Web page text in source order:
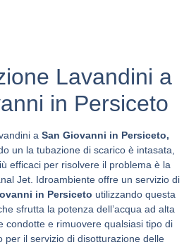
Lavandini a
in Persiceto
a San Giovanni in Persiceto,
un la tubazione di scarico è intasata,
efficaci per risolvere il problema è la
Jet. Idroambiente offre un servizio di
in Persiceto utilizzando questa
sfrutta la potenza dell’acqua ad alta
condotte e rimuovere qualsiasi tipo di
per il servizio di disotturazione delle